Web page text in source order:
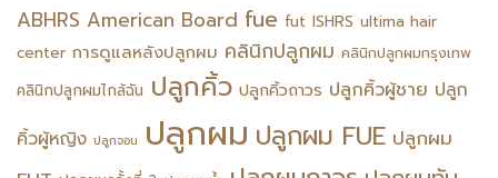
ABHRS American Board fue fut ISHRS ultima hair
center การดูแลหลังปลูกผม คลินิกปลูกผม คลินิกปลูกผมกรุงเทพ
คลินิกปลูกผมไกล้ฉัน ปลูกคิ้ว ปลูกคิ้วถาวร ปลูกคิ้วผู้ชาย ปลูก
คิ้วผู้หญิง ปลูกจอน ปลูกผม ปลูกผม FUE ปลูกผม